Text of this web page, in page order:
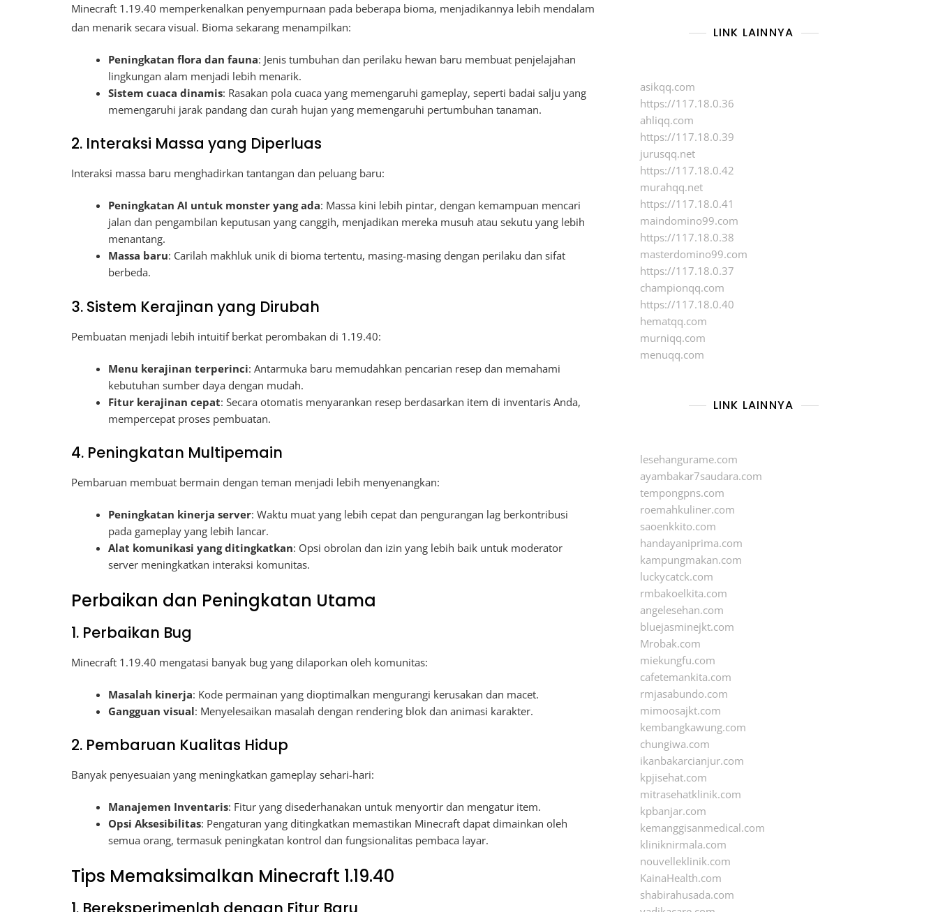
Minecraft 1.19.40 memperkenalkan penyempurnaan pada beberapa bioma, menjadikannya lebih mendalam
dan menarik secara visual. Bioma sekarang menampilkan:
Peningkatan flora dan fauna: Jenis tumbuhan dan perilaku hewan baru membuat penjelajahan
lingkungan alam menjadi lebih menarik.
Sistem cuaca dinamis: Rasakan pola cuaca yang memengaruhi gameplay, seperti badai salju yang
memengaruhi jarak pandang dan curah hujan yang memengaruhi pertumbuhan tanaman.
2. Interaksi Massa yang Diperluas
Interaksi massa baru menghadirkan tantangan dan peluang baru:
Peningkatan AI untuk monster yang ada: Massa kini lebih pintar, dengan kemampuan mencari
jalan dan pengambilan keputusan yang canggih, menjadikan mereka musuh atau sekutu yang lebih
menantang.
Massa baru: Carilah makhluk unik di bioma tertentu, masing-masing dengan perilaku dan sifat
berbeda.
3. Sistem Kerajinan yang Dirubah
Pembuatan menjadi lebih intuitif berkat perombakan di 1.19.40:
Menu kerajinan terperinci: Antarmuka baru memudahkan pencarian resep dan memahami
kebutuhan sumber daya dengan mudah.
Fitur kerajinan cepat: Secara otomatis menyarankan resep berdasarkan item di inventaris Anda,
mempercepat proses pembuatan.
4. Peningkatan Multipemain
Pembaruan membuat bermain dengan teman menjadi lebih menyenangkan:
Peningkatan kinerja server: Waktu muat yang lebih cepat dan pengurangan lag berkontribusi
pada gameplay yang lebih lancar.
Alat komunikasi yang ditingkatkan: Opsi obrolan dan izin yang lebih baik untuk moderator
server meningkatkan interaksi komunitas.
Perbaikan dan Peningkatan Utama
1. Perbaikan Bug
Minecraft 1.19.40 mengatasi banyak bug yang dilaporkan oleh komunitas:
Masalah kinerja: Kode permainan yang dioptimalkan mengurangi kerusakan dan macet.
Gangguan visual: Menyelesaikan masalah dengan rendering blok dan animasi karakter.
2. Pembaruan Kualitas Hidup
Banyak penyesuaian yang meningkatkan gameplay sehari-hari:
Manajemen Inventaris: Fitur yang disederhanakan untuk menyortir dan mengatur item.
Opsi Aksesibilitas: Pengaturan yang ditingkatkan memastikan Minecraft dapat dimainkan oleh
semua orang, termasuk peningkatan kontrol dan fungsionalitas pembaca layar.
Tips Memaksimalkan Minecraft 1.19.40
LINK LAINNYA
asikqq.com
https://117.18.0.36
ahliqq.com
https://117.18.0.39
jurusqq.net
https://117.18.0.42
murahqq.net
https://117.18.0.41
maindomino99.com
https://117.18.0.38
masterdomino99.com
https://117.18.0.37
championqq.com
https://117.18.0.40
hematqq.com
murniqq.com
menuqq.com
LINK LAINNYA
lesehangurame.com
ayambakar7saudara.com
tempongpns.com
roemahkuliner.com
saoenkkito.com
handayaniprima.com
kampungmakan.com
luckycatck.com
rmbakoelkita.com
angelesehan.com
bluejasminejkt.com
Mrobak.com
miekungfu.com
cafetemankita.com
rmjasabundo.com
mimoosajkt.com
kembangkawung.com
chungiwa.com
ikanbakarcianjur.com
kpjisehat.com
mitrasehatklinik.com
kpbanjar.com
kemanggisanmedical.com
kliniknirmala.com
nouvelleklinik.com
KainaHealth.com
shabirahusada.com